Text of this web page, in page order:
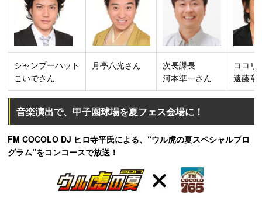
シャンプーハット
こいでさん
月亭八光さん
次長課長
河本準一さん
ココリ
遠藤章
音楽演出で、甲子園球場を夏フェス会場に！
FM COCOLO DJ ヒロ寺平氏による、“ウル虎の夏スペシャルプロ
グラム”をコンコースで放送！